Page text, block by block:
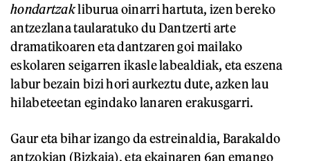
hondartzakliburua oinarri hartuta, izen bereko
antzezlana taularatuko du Dantzerti arte
dramatikoaren eta dantzaren goi mailako
eskolaren seigarren ikasle labealdiak, eta eszena
labur bezain bizi hori aurkeztu dute, azken lau
hilabeteetan egindako lanaren erakusgarri.
Gaur eta bihar izango da estreinaldia, Barakaldo
antzokian (Bizkaia), eta ekainaren 6an emango